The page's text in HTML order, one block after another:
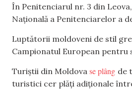
În Penitenciarul nr. 3 din
Națională a Penitenciarelor a
Luptătorii moldoveni de stil
Campionatul European pentru
Turiștii din Moldova se plâng de
turistici cer plăți adiționale